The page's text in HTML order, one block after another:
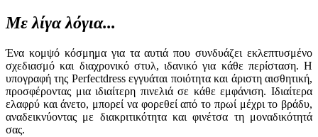
Με λίγα λόγια...
Ένα κομψό κόσμημα για τα αυτιά που συνδυάζει εκλεπτυσμένο
σχεδιασμό και διαχρονικό στυλ, ιδανικό για κάθε περίσταση. Η
υπογραφή της Perfectdress εγγυάται ποιότητα και άριστη αισθητική,
προσφέροντας μια ιδιαίτερη πινελιά σε κάθε εμφάνιση. Ιδιαίτερα
ελαφρύ και άνετο, μπορεί να φορεθεί από το πρωί μέχρι το βράδυ,
αναδεικνύοντας με διακριτικότητα και φινέτσα τη μοναδικότητά
σας.